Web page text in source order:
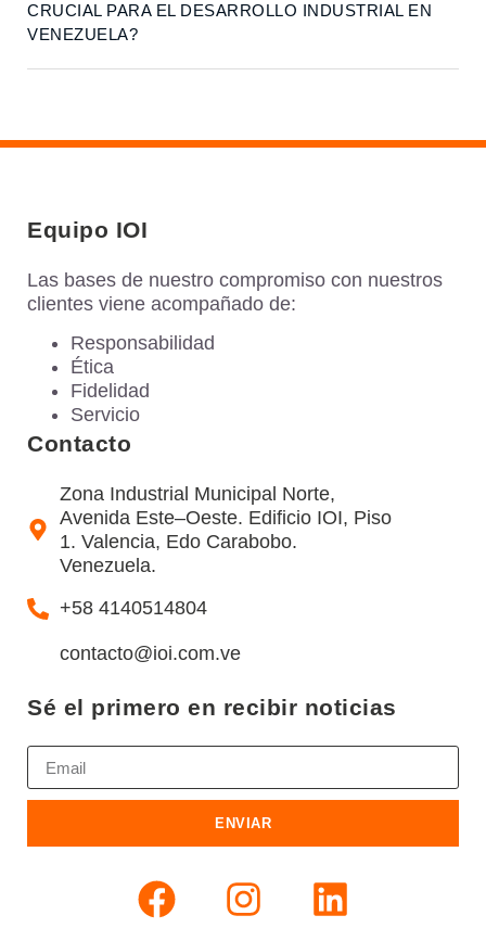
CRUCIAL PARA EL DESARROLLO INDUSTRIAL EN
VENEZUELA?
Equipo IOI
Las bases de nuestro compromiso con nuestros
clientes viene acompañado de:
Responsabilidad
Ética
Fidelidad
Servicio
Contacto
Zona Industrial Municipal Norte,
Avenida Este–Oeste. Edificio IOI, Piso
1. Valencia, Edo Carabobo.
Venezuela.
+58 4140514804
contacto@ioi.com.ve
Sé el primero en recibir noticias
ENVIAR